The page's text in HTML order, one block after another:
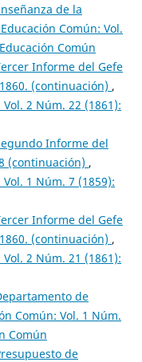
de la
Común: Vol.
Común
Informe del Gefe
(continuación) ,
2 Núm. 22 (1861):
Informe del
(continuación) ,
1 Núm. 7 (1859):
Informe del Gefe
(continuación) ,
2 Núm. 21 (1861):
de
Común: Vol. 1 Núm.
Común
de